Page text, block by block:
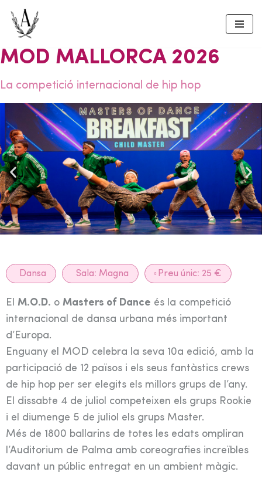
Skip
to
content
MOD MALLORCA 2026
La competició internacional de hip hop
Dansa Sala: Magna Preu únic: 25 €
El M.O.D. o Masters of Dance és la competició
internacional de dansa urbana més important
d’Europa.
Enguany el MOD celebra la seva 10a edició, amb la
participació de 12 països i els seus fantàstics crews
de hip hop per ser elegits els millors grups de l’any.
El dissabte 4 de juliol competeixen els grups Rookie
i el diumenge 5 de juliol els grups Master.
Més de 1800 ballarins de totes les edats ompliran
l’Auditorium de Palma amb coreografies increïbles
davant un públic entregat en un ambient màgic.